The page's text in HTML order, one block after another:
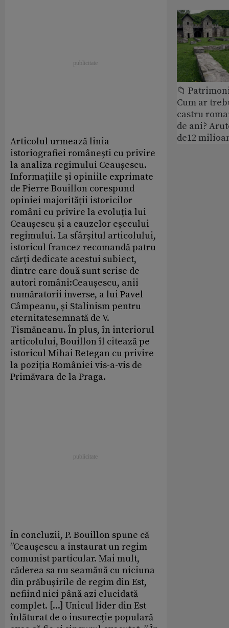
Articolul urmează linia
istoriografiei românești cu privire
la analiza regimului Ceaușescu.
Informațiile și opiniile exprimate
de Pierre Bouillon corespund
opiniei majorității istoricilor
români cu privire la evoluția lui
Ceaușescu și a cauzelor eșecului
regimului. La sfârșitul articolului,
istoricul francez recomandă patru
cărți dedicate acestui subiect,
dintre care două sunt scrise de
autori români:Ceaușescu, anii
număratorii inverse, a lui Pavel
Câmpeanu, și Stalinism pentru
eternitatesemnată de V.
Tismăneanu. În plus, în interiorul
articolului, Bouillon îl citează pe
istoricul Mihai Retegan cu privire
la poziția României vis-a-vis de
Primăvara de la Praga.
În concluzii, P. Bouillon spune că
”Ceaușescu a instaurat un regim
comunist particular. Mai mult,
căderea sa nu seamănă cu niciuna
din prăbușirile de regim din Est,
nefiind nici până azi elucidată
complet. [...] Unicul lider din Est
înlăturat de o insurecție populară
📁
Cum ar
castru
de ani?
de12